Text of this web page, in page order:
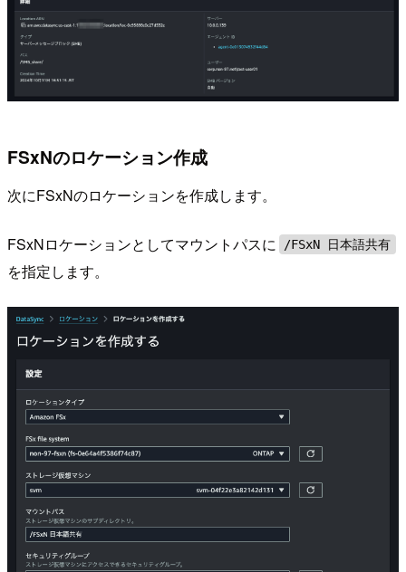
FSxNのロケーション作成
次にFSxNのロケーションを作成します。
FSxNロケーションとしてマウントパスに /FSxN 日本語共有
を指定します。